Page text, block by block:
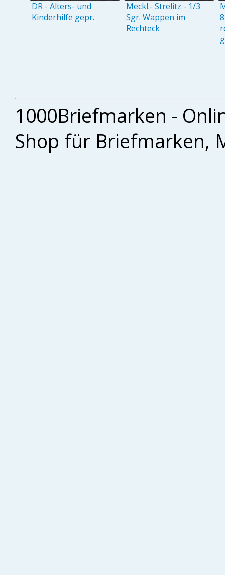
DR - Alters- und
Kinderhilfe gepr.
Meckl.- Strelitz - 1/3
Sgr. Wappen im
Rechteck
1000Briefmarken -
Shop für Briefmarken,